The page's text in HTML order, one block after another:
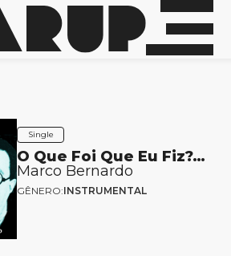
Single
O Que Foi Que Eu Fiz?…
Marco Bernardo
GÊNERO:INSTRUMENTAL